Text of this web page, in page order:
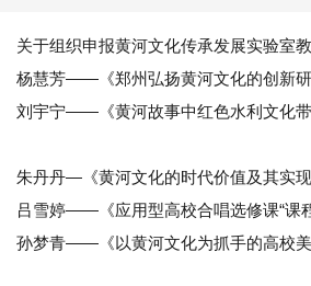
关于组织申报黄河文化传承发展实验室
杨慧芳——《郑州弘扬黄河文化的创新研
刘宇宁——《黄河故事中红色水利文化
朱丹丹—《黄河文化的时代价值及其实现
吕雪婷——《应用型高校合唱选修课“课
孙梦青——《以黄河文化为抓手的高校